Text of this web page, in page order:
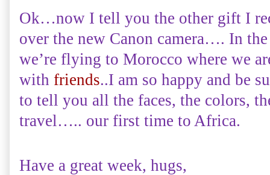
Ok…now I tell you the other gift I
over the new Canon camera…. In
we’re flying to Morocco where we
with friends..I am so happy and be
to tell you all the faces, the colors,
travel….. our first time to Africa.
Have a great week, hugs,